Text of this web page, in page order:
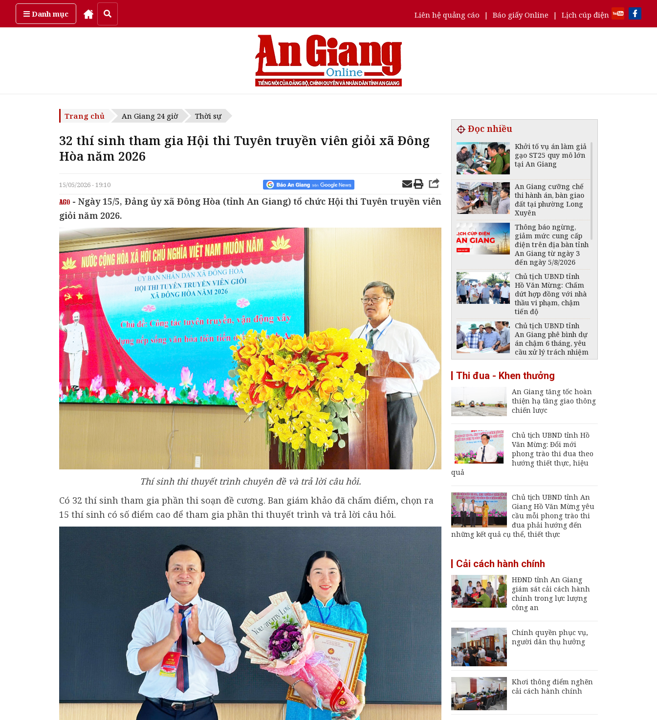
Danh mục Liên hệ quảng cáo | Báo giấy Online | Lịch cúp điện
Thứ sáu, ngày 7/08/2026
Trang chủ An Giang 24 giờ Thời sự
32 thí sinh tham gia Hội thi Tuyên truyền viên giỏi xã Đông
Hòa năm 2026
15/05/2026 - 19:10
- Ngày 15/5, Đảng ủy xã Đông Hòa (tỉnh An Giang) tổ chức Hội thi Tuyên truyền viên
giỏi năm 2026.
Thí sinh thi thuyết trình chuyên đề và trả lời câu hỏi.
Có 32 thí sinh tham gia phần thi soạn đề cương. Ban giám khảo đã chấm điểm, chọn ra
15 thí sinh có số điểm cao để tham gia phần thi thuyết trình và trả lời câu hỏi.
Đọc nhiều
Khởi tố vụ án làm giả
gạo ST25 quy mô lớn
tại An Giang
An Giang cưỡng chế
thi hành án, bàn giao
đất tại phường Long
Xuyên
Thông báo ngừng,
giảm mức cung cấp
điện trên địa bàn tỉnh
An Giang từ ngày 3
đến ngày 5/8/2026
Chủ tịch UBND tỉnh
Hồ Văn Mừng: Chấm
dứt hợp đồng với nhà
thầu vi phạm, chậm
tiến độ
Chủ tịch UBND tỉnh
An Giang phê bình dự
án chậm 6 tháng, yêu
cầu xử lý trách nhiệm
trong vụ 2 ngư dân
mất tích trên biển
Phú Quốc
An Giang được phân
loại là đơn vị hành
Thông báo ngừng,
giảm mức cung cấp
điện trên địa bàn tỉnh
Đại tá Nguyễn Việt
Thắng nhận nhiệm vụ
Chính ủy Bộ Chỉ huy
Quân sự tỉnh An
Giang
Bộ - An Giang
Thi đua - Khen thưởng
An Giang tăng tốc hoàn
thiện hạ tầng giao thông
chiến lược
Chủ tịch UBND tỉnh Hồ
Văn Mừng: Đổi mới
phong trào thi đua theo
hướng thiết thực, hiệu
quả
Chủ tịch UBND tỉnh An
Giang Hồ Văn Mừng yêu
cầu mỗi phong trào thi
đua phải hướng đến
những kết quả cụ thể, thiết thực
Cải cách hành chính
HĐND tỉnh An Giang
giám sát cải cách hành
chính trong lực lượng
công an
Chính quyền phục vụ,
người dân thụ hưởng
Khơi thông điểm nghẽn
cải cách hành chính